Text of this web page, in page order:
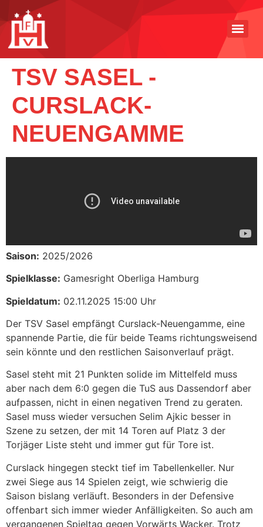
TSV SASEL -
CURSLACK-
NEUENGAMME
Saison: 2025/2026
Spielklasse: Gamesright Oberliga Hamburg
Spieldatum: 02.11.2025 15:00 Uhr
Der TSV Sasel empfängt Curslack-Neuengamme, eine
spannende Partie, die für beide Teams richtungsweisend
sein könnte und den restlichen Saisonverlauf prägt.
Sasel steht mit 21 Punkten solide im Mittelfeld muss
aber nach dem 6:0 gegen die TuS aus Dassendorf aber
aufpassen, nicht in einen negativen Trend zu geraten.
Sasel muss wieder versuchen Selim Ajkic besser in
Szene zu setzen, der mit 14 Toren auf Platz 3 der
Torjäger Liste steht und immer gut für Tore ist.
Curslack hingegen steckt tief im Tabellenkeller. Nur
zwei Siege aus 14 Spielen zeigt, wie schwierig die
Saison bislang verläuft. Besonders in der Defensive
offenbart sich immer wieder Anfälligkeiten. So auch am
vergangenen Spieltag gegen Vorwärts Wacker. Trotz